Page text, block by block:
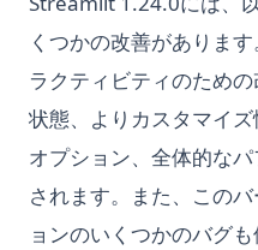
くつかの改善がありま
ラクティビティのため
状態、よりカスタマイ
オプション、全体的な
されます。また、この
ョンのいくつかのバグも